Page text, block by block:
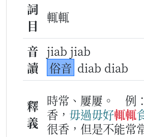
詞
目
輒輒
音
讀
jiab jiab
俗音 diab diab
釋
義
時常、屢屢。 例：
香， 毋過毋好輒輒
很香，但是不能常